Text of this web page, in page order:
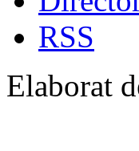
RSS
Elaborat